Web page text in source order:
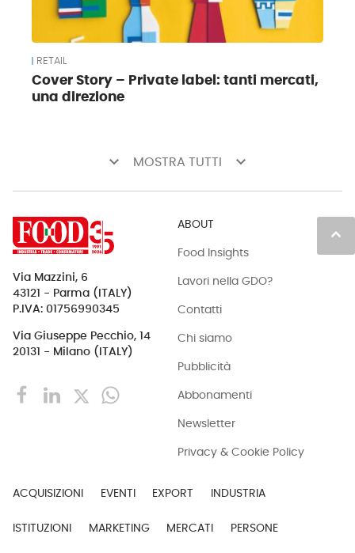
RETAIL
Cover Story – Private label: tanti mercati,
una direzione
keyboard_arrow_down MOSTRA TUTTI keyboard_arrow_down
keyboard_arrow_up
Via Mazzini, 6
43121 - Parma (ITALY)
P.IVA: 01756990345
Via Giuseppe Pecchio, 14
20131 - Milano (ITALY)
ABOUT
Food Insights
Lavori nella GDO?
Contatti
Chi siamo
Pubblicità
Abbonamenti
Newsletter
Privacy & Cookie Policy
ACQUISIZIONI EVENTI EXPORT INDUSTRIA
ISTITUZIONI MARKETING MERCATI PERSONE